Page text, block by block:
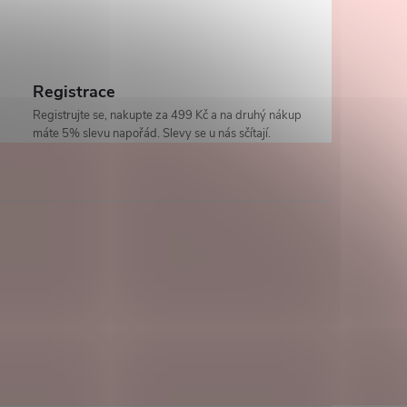
Registrace
Registrujte se, nakupte za 499 Kč a na druhý nákup
máte 5% slevu napořád. Slevy se u nás sčítají.